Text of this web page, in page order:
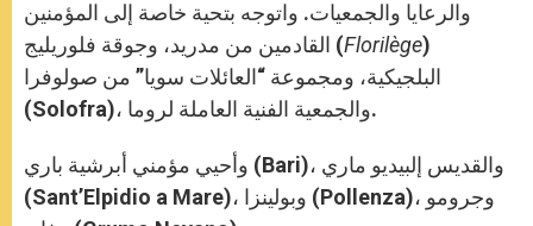
والرعايا والجمعيات. واتوجه بتحية خاصة إلى المؤمنين
القادمين من مدريد، وجوقة فلوريليج (Florilège)
البلجيكية، ومجموعة “العائلات سويا” من صولوفرا
(Solofra)، والجمعية الفنية العاملة لروما.
وأحيي مؤمني أبرشية باري (Bari)، والقديس إلبيديو ماري
(Sant’Elpidio a Mare)، وبولينزا (Pollenza)، وجرومو